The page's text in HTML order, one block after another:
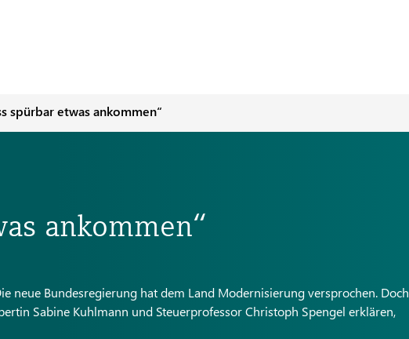
spürbar etwas ankommen“
ankommen“
neue Bundesregierung hat dem Land Modernisierung versprochen. Doch
Sabine Kuhlmann und Steuerprofessor Christoph Spengel erklären,